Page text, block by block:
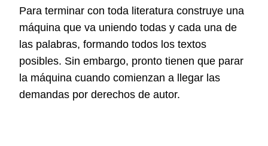
Para terminar con toda literatura construye una
máquina que va uniendo todas y cada una de
las palabras, formando todos los textos
posibles. Sin embargo, pronto tienen que parar
la máquina cuando comienzan a llegar las
demandas por derechos de autor.